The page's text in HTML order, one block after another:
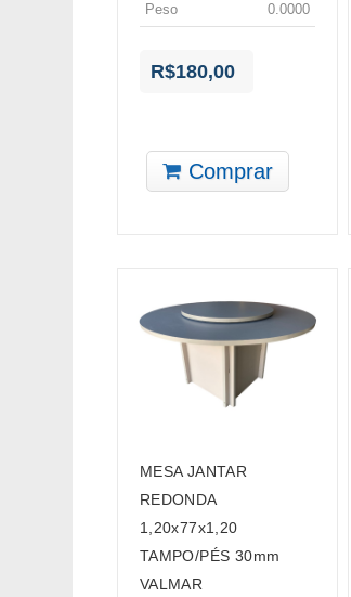
Peso
0.0000
R$180,00
Comprar
MESA JANTAR
REDONDA
1,20x77x1,20
TAMPO/PÉS 30mm
VALMAR